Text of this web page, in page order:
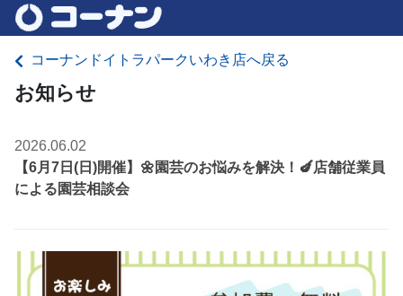
コーナンドイトラパークいわき店へ戻る
お知らせ
2026.06.02
【6月7日(日)開催】🌼園芸のお悩みを解決！🍆店舗従業員
による園芸相談会